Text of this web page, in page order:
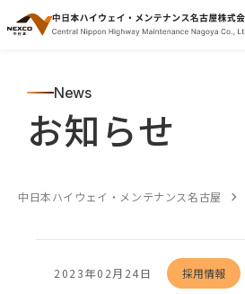
News
お知らせ
中日本ハイウェイ・メンテナンス名古屋
2023年02月24日 採用情報